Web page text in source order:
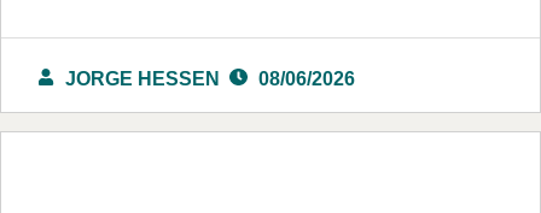
JORGE HESSEN 08/06/2026